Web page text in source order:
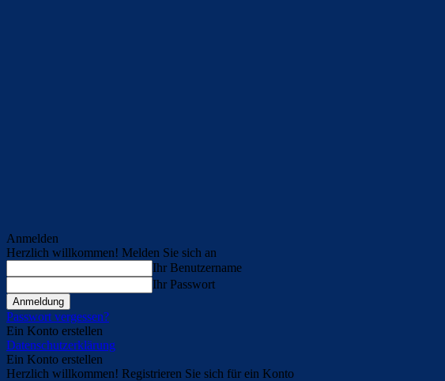
Anmelden
Herzlich willkommen! Melden Sie sich an
Ihr Benutzername
Ihr Passwort
Passwort vergessen?
Ein Konto erstellen
Datenschutzerklärung
Ein Konto erstellen
Herzlich willkommen! Registrieren Sie sich für ein Konto